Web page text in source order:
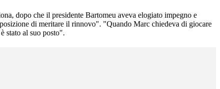
dopo che il presidente Bartomeu aveva elogiato impegno e
di meritare il rinnovo". "Quando Marc chiedeva di giocare
stato al suo posto".